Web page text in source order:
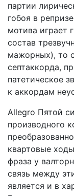
партии
гобоя в
мотива играет
состав
мажорных), то
септаккорда,
патетическое
к аккор­дам
Allegro Пятой
произ­водного
квартовые
фраза у
связь между
является и в